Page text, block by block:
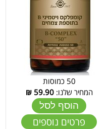
50 כמוסות
המחיר שלנו:59.90
₪
הוסף לסל
פרטים נוספים